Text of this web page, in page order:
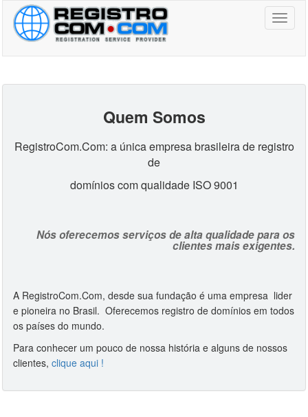
Toggle
Quem Somos
RegistroCom.Com: a única empresa brasileira de registro
de
domínios com qualidade ISO 9001
Nós oferecemos serviços de alta qualidade para os
clientes mais exigentes.
A RegistroCom.Com, desde sua fundação é uma empresa lider
e pioneira no Brasil. Oferecemos registro de domínios em todos
os países do mundo.
Para conhecer um pouco de nossa história e alguns de nossos
clientes, clique aqui !